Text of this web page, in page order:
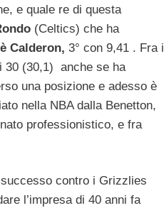
e quale re di questa
(Celtics) che ha
Calderon, 3° con 9,41 . Fra i
30 (30,1) anche se ha
una posizione e adesso è
nella NBA dalla Benetton,
professionistico, e fra
contro i Grizzlies
l’impresa di 40 anni fa